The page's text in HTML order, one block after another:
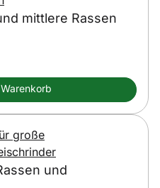
mittlere Rassen
und